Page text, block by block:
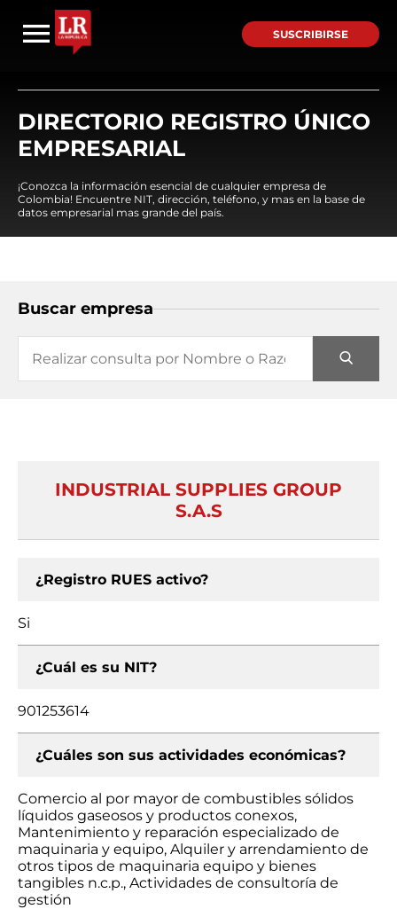
SUSCRIBIRSE
DIRECTORIO REGISTRO ÚNICO
EMPRESARIAL
¡Conozca la información esencial de cualquier empresa de
Colombia! Encuentre NIT, dirección, teléfono, y mas en la base de
datos empresarial mas grande del país.
Buscar empresa
INDUSTRIAL SUPPLIES GROUP
S.A.S
¿Registro RUES activo?
Si
¿Cuál es su NIT?
901253614
¿Cuáles son sus actividades económicas?
Comercio al por mayor de combustibles sólidos
líquidos gaseosos y productos conexos,
Mantenimiento y reparación especializado de
maquinaria y equipo, Alquiler y arrendamiento de
otros tipos de maquinaria equipo y bienes
tangibles n.c.p., Actividades de consultoría de
gestión